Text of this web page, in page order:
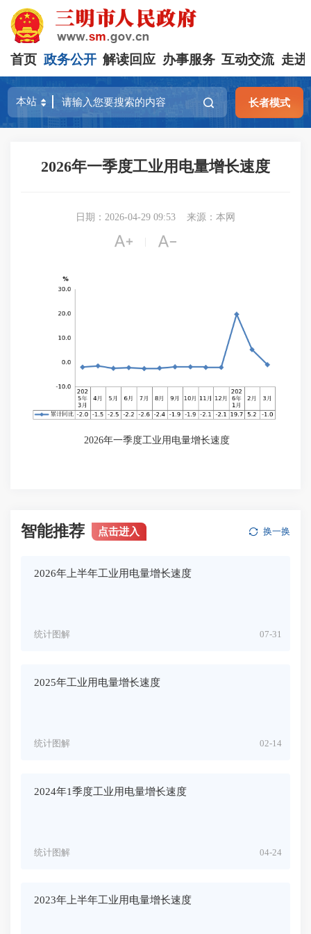
首页 政务公开 解读回应 办事服务 互动交流 走进
长者模式
2026年一季度工业用电量增长速度
日期：2026-04-29 09:53 来源：本网
 
2026年一季度工业用电量增长速度
智能推荐 点击进入 换一换
2026年上半年工业用电量增长速度
07-31
统计图解
2025年工业用电量增长速度
02-14
统计图解
2024年1季度工业用电量增长速度
04-24
统计图解
2023年上半年工业用电量增长速度